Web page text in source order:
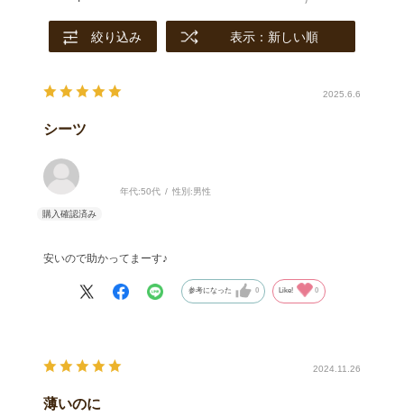
絞り込み 表示：新しい順
2025.6.6
シーツ
年代:50代 性別:男性
安いので助かってまーす♪
参考になった 0 Like! 0
2024.11.26
薄いのに